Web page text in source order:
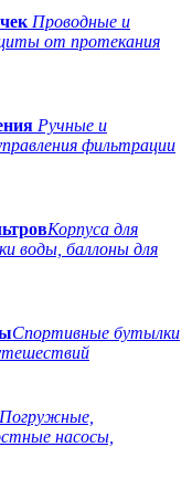
Проводные и
от протекания
Ручные и
фильтрации
Корпуса для
воды, баллоны для
Спортивные бутылки
Погружные,
насосы,